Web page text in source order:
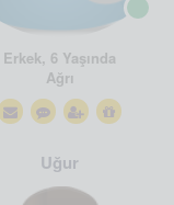
Erkek, 6 Yaşında
Ağrı
Uğur